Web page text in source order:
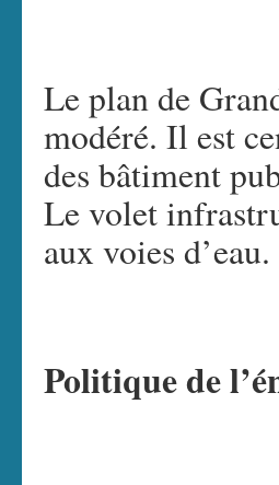
Le plan de
modéré. Il est
des bâtiment
Le volet
aux voies d’eau.
Politique de